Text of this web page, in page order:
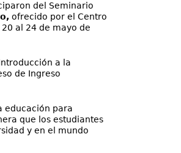
del Seminario
ofrecido por el Centro
20 al 24 de mayo de
a la
de Ingreso
educación para
que los estudiantes
y en el mundo